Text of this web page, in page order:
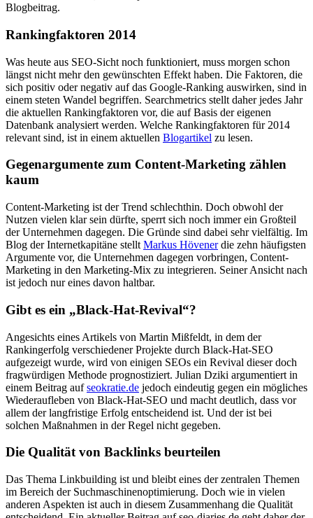
Blogbeitrag.
Rankingfaktoren 2014
Was heute aus SEO-Sicht noch funktioniert, muss morgen schon
längst nicht mehr den gewünschten Effekt haben. Die Faktoren, die
sich positiv oder negativ auf das Google-Ranking auswirken, sind in
einem steten Wandel begriffen. Searchmetrics stellt daher jedes Jahr
die aktuellen Rankingfaktoren vor, die auf Basis der eigenen
Datenbank analysiert werden. Welche Rankingfaktoren für 2014
relevant sind, ist in einem aktuellen Blogartikel zu lesen.
Gegenargumente zum Content-Marketing zählen
kaum
Content-Marketing ist der Trend schlechthin. Doch obwohl der
Nutzen vielen klar sein dürfte, sperrt sich noch immer ein Großteil
der Unternehmen dagegen. Die Gründe sind dabei sehr vielfältig. Im
Blog der Internetkapitäne stellt Markus Hövenerdie zehn häufigsten
Argumente vor, die Unternehmen dagegen vorbringen, Content-
Marketing in den Marketing-Mix zu integrieren. Seiner Ansicht nach
ist jedoch nur eines davon haltbar.
Gibt es ein „Black-Hat-Revival“?
Angesichts eines Artikels von Martin Mißfeldt, in dem der
Rankingerfolg verschiedener Projekte durch Black-Hat-SEO
aufgezeigt wurde, wird von einigen SEOs ein Revival dieser doch
fragwürdigen Methode prognostiziert. Julian Dziki argumentiert in
einem Beitrag aufseokratie.de jedoch eindeutig gegen ein mögliches
Wiederaufleben von Black-Hat-SEO und macht deutlich, dass vor
allem der langfristige Erfolg entscheidend ist. Und der ist bei
solchen Maßnahmen in der Regel nicht gegeben.
Die Qualität von Backlinks beurteilen
Das Thema Linkbuilding ist und bleibt eines der zentralen Themen
im Bereich der Suchmaschinenoptimierung. Doch wie in vielen
anderen Aspekten ist auch in diesem Zusammenhang die Qualität